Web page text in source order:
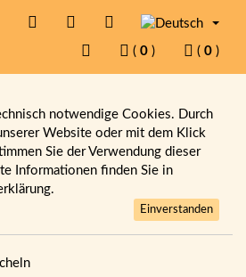
( 0 ) ( 0 )
notwendige Cookies. Durch
Website oder mit dem Klick
Sie der Verwendung dieser
Informationen finden Sie in
Einverstanden